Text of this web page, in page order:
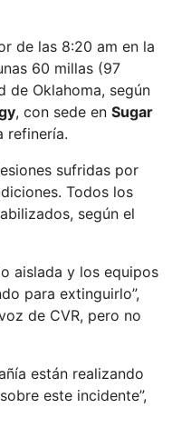
de las 8:20 am en la
60 millas (97
de Oklahoma, según
, con sede en Sugar
refinería.
sufridas por
Todos los
según el
aislada y los equipos
para extinguirlo”,
de CVR, pero no
están realizando
este incidente”,